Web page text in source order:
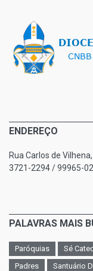
ENDEREÇO
Rua Carlos de
3721-2294 / 99965-
PALAVRAS MAIS
Paróquias
Sé
Padres
Santuário